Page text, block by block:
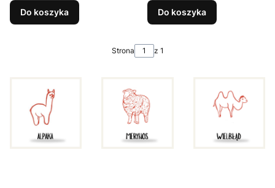
Do koszyka Do koszyka
Strona z 1